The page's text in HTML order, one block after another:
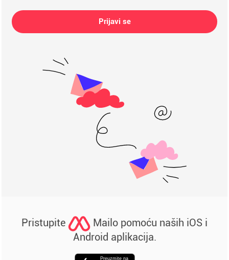
Prijavi se
Pristupite
Mailo pomoću naših iOS i
Android aplikacija.
Preuzmite na